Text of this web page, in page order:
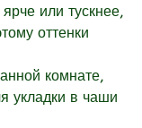
или тускнее,
оттенки
комнате,
укладки в чаши